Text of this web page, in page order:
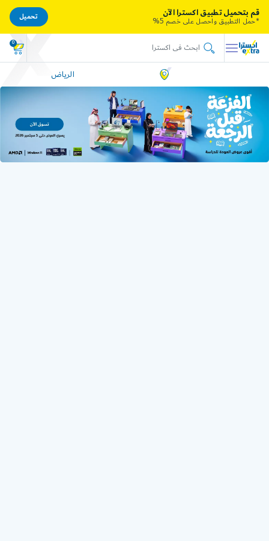
0
الرياض
قم بتحميل تطبيق اكسترا الآن
*حمل التطبيق واحصل على خصم 5%
تحميل